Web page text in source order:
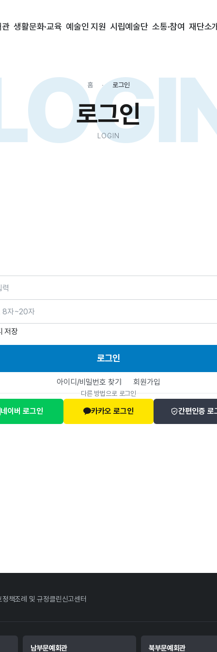
관 생활문화·교육 예술인 지원 시립예술단 소통·참여 재단소
홈 로그인
로그인
LOGIN
저장
로그인
아이디/비밀번호 찾기 회원가입
다른 방법으로 로그인
네이버 로그인 카카오 로그인 간편인증 로
정책조례 및 규정클린신고센터
남부문예회관 북부문예회관